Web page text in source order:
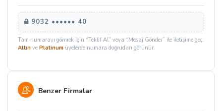
9032 •••••• 40
Tam numarayı görmek için “Teklif Al” veya “Mesaj Gönder” ile iletişime geç.
Altın ve Platinum üyelerde numara doğrudan görünür.
Benzer Firmalar